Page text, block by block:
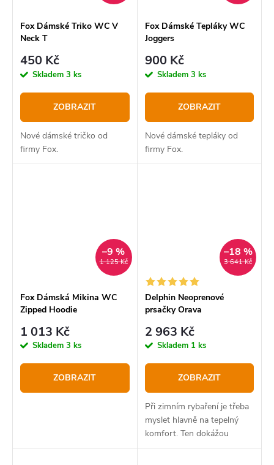
Fox Dámské Triko WC V
Neck T
450 Kč
Skladem 3 ks
ZOBRAZIT
Nové dámské tričko od
firmy Fox.
Fox Dámské Tepláky WC
Joggers
900 Kč
Skladem 3 ks
ZOBRAZIT
Nové dámské tepláky od
firmy Fox.
1 125 Kč
–9 %
Fox Dámská Mikina WC
Zipped Hoodie
1 013 Kč
Skladem 3 ks
ZOBRAZIT
3 641 Kč
–18 %
Delphin Neoprenové
prsačky Orava
2 963 Kč
Skladem 1 ks
ZOBRAZIT
Při zimním rybaření je třeba
myslet hlavně na tepelný
komfort. Ten dokážou
ideálním způsobem zajistit